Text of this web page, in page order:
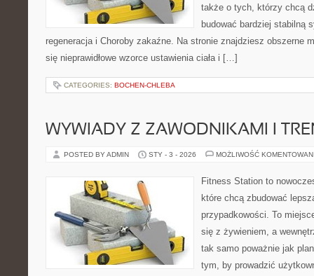
także o tych, którzy chcą
budować bardziej stabilną
regeneracja i Choroby zakaźne. Na stronie znajdziesz obszerne
się nieprawidłowe wzorce ustawienia ciała i […]
CATEGORIES: BOCHEN-CHLEBA
WYWIADY Z ZAWODNIKAMI I
POSTED BY ADMIN STY - 3 - 2026 MOŻLIWOŚĆ
Fitness Station to
które chcą zbudować
przypadkowości. To
się z żywieniem, a
tak samo poważnie jak
tym, by prowadzić